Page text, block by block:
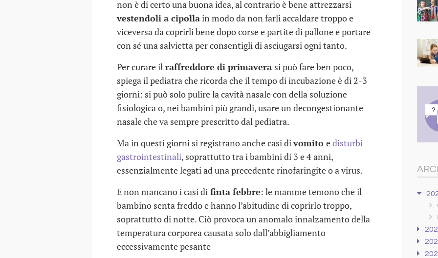
non è di certo una buona idea, al contrario è bene attrezzarsi
vestendoli a cipollain modo da non farli accaldare troppo e
viceversa da coprirli bene dopo corse e partite di pallone e portare
con sé una salvietta per consentigli di asciugarsi ogni tanto.
Per curare il raffreddore di primavera si può fare ben poco,
spiega il pediatra che ricorda che il tempo di incubazione è di 2-3
giorni: si può solo pulire la cavità nasale con della soluzione
fisiologica o, nei bambini più grandi, usare un decongestionante
nasale che va sempre prescritto dal pediatra.
Ma in questi giorni si registrano anche casi divomito edisturbi
gastrointestinali, soprattutto tra i bambini di 3 e 4 anni,
essenzialmente legati ad una precedente rinofaringite o a virus.
E non mancano i casi di finta febbre: le mamme temono che il
bambino senta freddo e hanno l’abitudine di coprirlo troppo,
soprattutto di notte. Ciò provoca un anomalo innalzamento della
temperatura corporea causata solo dall’abbigliamento
eccessivamente pesante